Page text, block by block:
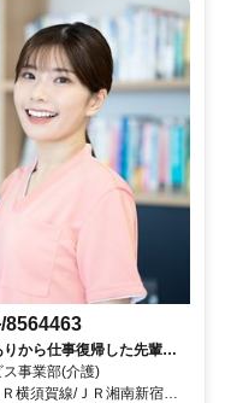
8564463
から仕事復帰した先輩や
事業部(介護)
横須賀線/ＪＲ湘南新宿ラ